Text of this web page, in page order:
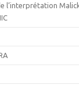
l’interprétation